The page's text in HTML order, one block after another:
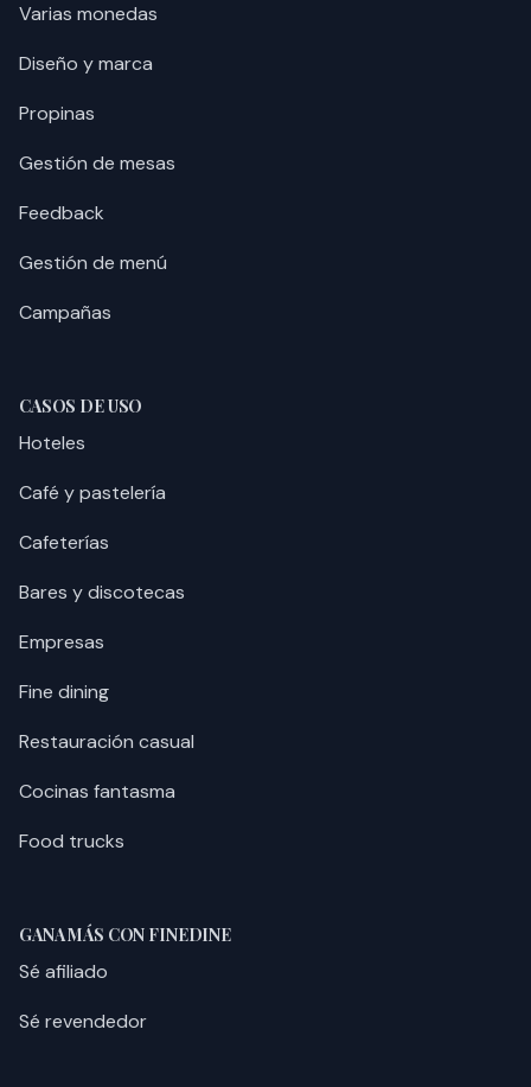
Varias monedas
Diseño y marca
Propinas
Gestión de mesas
Feedback
Gestión de menú
Campañas
CASOS DE USO
Hoteles
Café y pastelería
Cafeterías
Bares y discotecas
Empresas
Fine dining
Restauración casual
Cocinas fantasma
Food trucks
GANA MÁS CON FINEDINE
Sé afiliado
Sé revendedor